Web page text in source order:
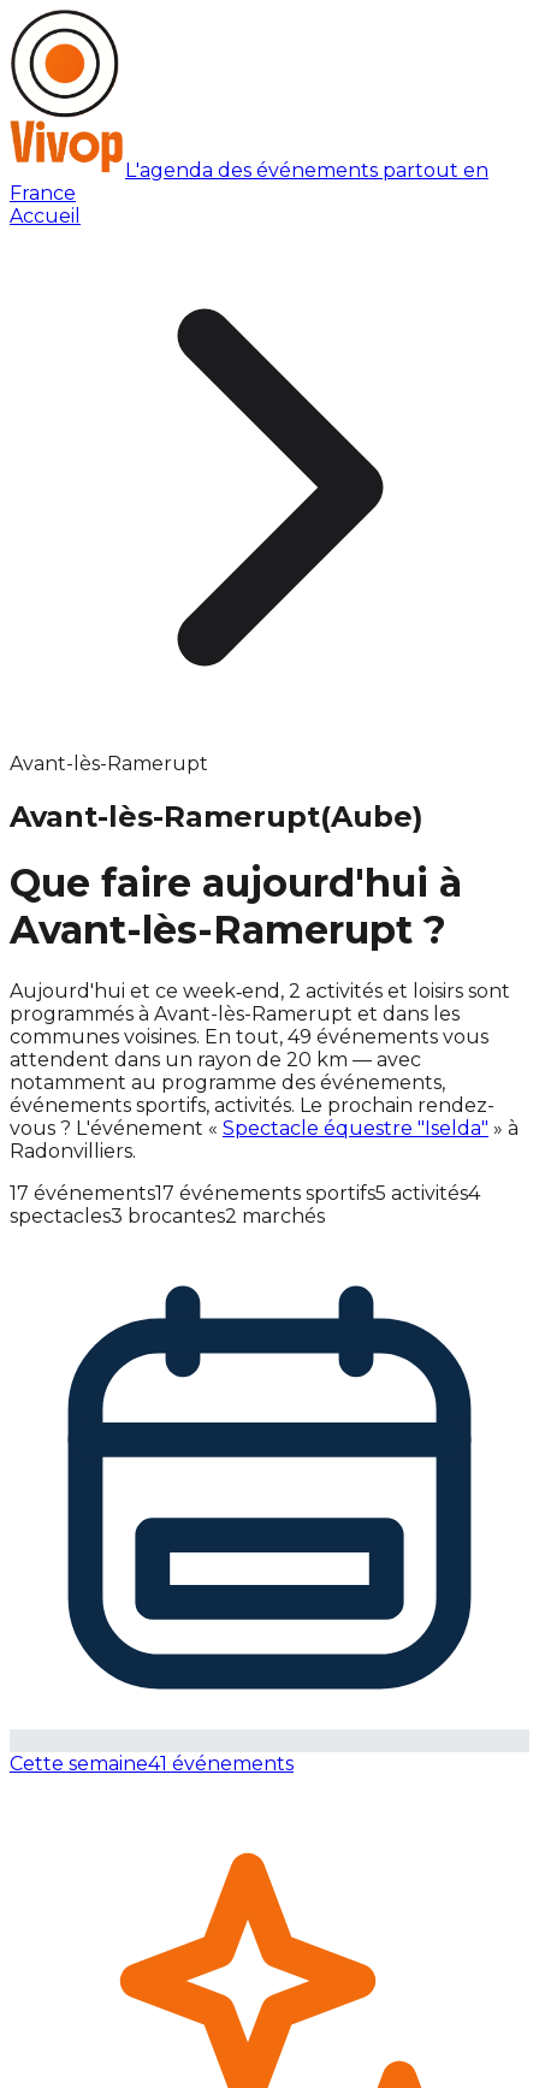
L'agenda des événements partout en
France
Accueil
Avant-lès-Ramerupt
Avant-lès-Ramerupt(Aube)
Que faire aujourd'hui à
Avant-lès-Ramerupt ?
Aujourd'hui et ce week‑end, 2 activités et loisirs sont
programmés à Avant-lès-Ramerupt et dans les
communes voisines. En tout, 49 événements vous
attendent dans un rayon de 20 km — avec
notamment au programme des événements,
événements sportifs, activités. Le prochain rendez-
vous ? L'événement « Spectacle équestre "Iselda" » à
Radonvilliers.
17 événements17 événements sportifs5 activités4
spectacles3 brocantes2 marchés
Cette semaine41 événements